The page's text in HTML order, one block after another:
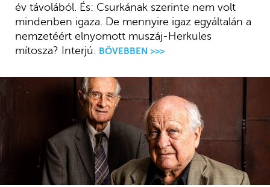
év távolából. És: Csurkának szerinte nem volt
mindenben igaza. De mennyire igaz egyáltalán a
nemzetéért elnyomott muszáj-Herkules
mítosza? Interjú.
BŐVEBBEN >>>